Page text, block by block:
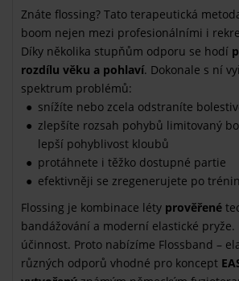
Znáte flossing? Tato terapeutická
boom nejen mezi profesionálními i
Díky několika stupňům odporu se hodí
rozdílu věku a pohlaví. Dokonale s ní
spektrum problémů:
snížíte nebo zcela odstraníte
zlepšíte rozsah pohybů limitovaný
lepší pohyblivost kloubů
protáhnete i těžko dostupné partie
efektivněji se zregenerujete po
Flossing je kombinace léty prověřené
bandážování a moderní elastické
účinnost. Proto nabízíme Flossband –
různých odporů vhodné pro koncept